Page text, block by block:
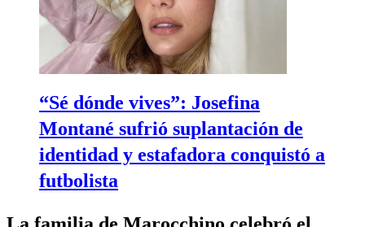
“Sé dónde vives”: Josefina
Montané sufrió suplantación de
identidad y estafadora conquistó a
futbolista